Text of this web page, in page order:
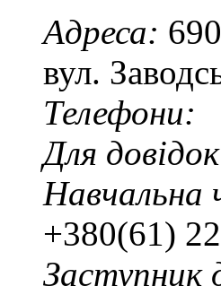
Адреса:
вул.
Телефони:
Для
Навчальна
+380(61)
Заступник